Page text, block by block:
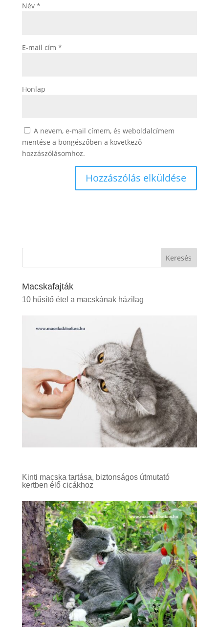
Név *
E-mail cím *
Honlap
A nevem, e-mail címem, és weboldalcímem
mentése a böngészőben a következő
hozzászólásomhoz.
Keresés
Macskafajták
10 hűsítő étel a macskának házilag
Kinti macska tartása, biztonságos útmutató
kertben élő cicákhoz